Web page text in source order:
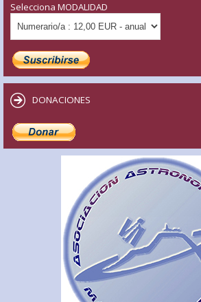
Selecciona MODALIDAD
DONACIONES